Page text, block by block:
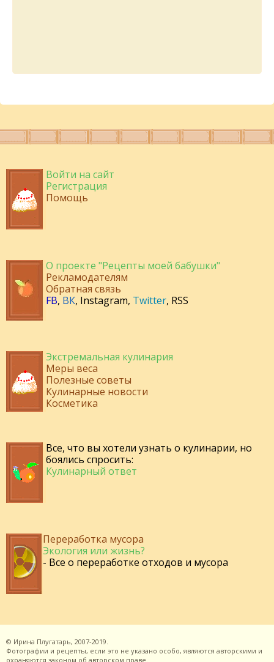
Войти на сайт
Регистрация
Помощь
О проекте "Рецепты моей бабушки"
Рекламодателям
Обратная связь
FB, ВК, Instagram, Twitter, RSS
Экстремальная кулинария
Меры веса
Полезные советы
Кулинарные новости
Косметика
Все, что вы хотели узнать о кулинарии, но
боялись спросить:
Кулинарный ответ
Переработка мусора
Экология или жизнь?
- Все о переработке отходов и мусора
© Ирина Плугатарь, 2007-2019.
Фотографии и рецепты, если это не указано особо, являются авторскими и
охраняются законом об авторском праве.